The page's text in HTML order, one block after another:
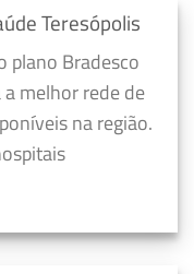
Teresópolis
plano Bradesco
a melhor rede de
na região.